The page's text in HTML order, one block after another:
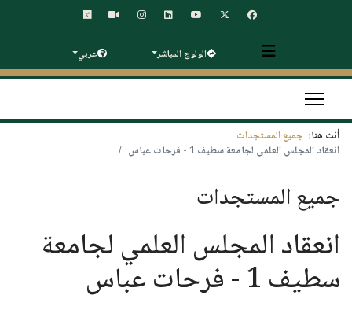
الولوج المباشر عربي
أنت هنا: جميع المستجدات
انعقاد المجلس العلمي لجامعة سطيف 1 - فرحات عباس
جميع المستجدات
انعقاد المجلس العلمي لجامعة
سطيف 1 - فرحات عباس